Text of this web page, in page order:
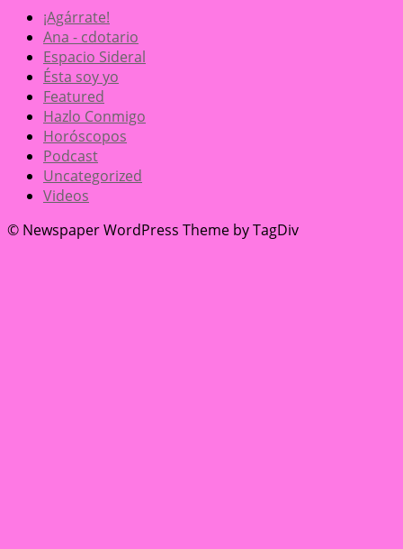
¡Agárrate!
Ana - cdotario
Espacio Sideral
Ésta soy yo
Featured
Hazlo Conmigo
Horóscopos
Podcast
Uncategorized
Videos
© Newspaper WordPress Theme by TagDiv